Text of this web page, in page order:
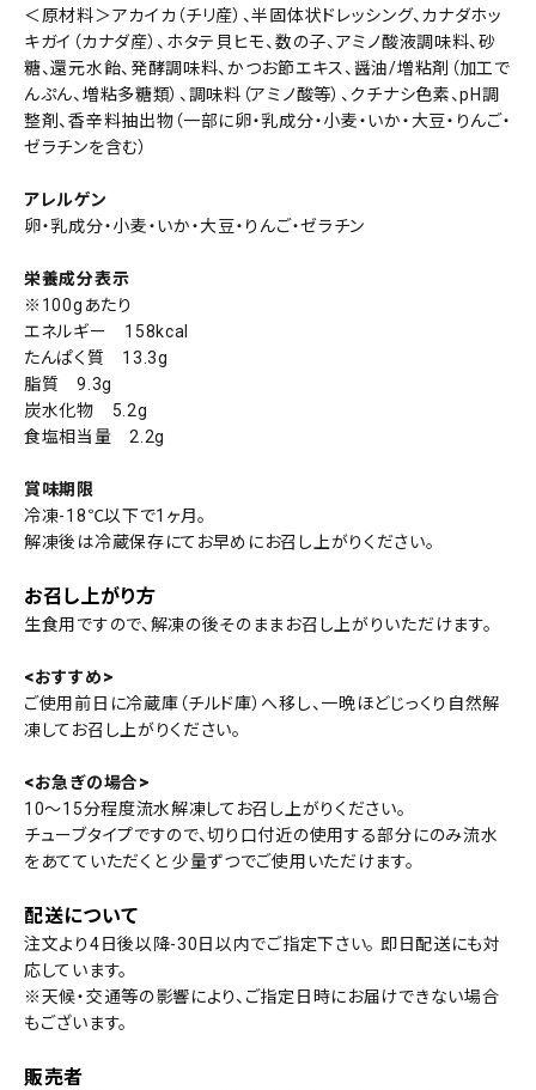
＜原材料＞アカイカ（チリ産）、半固体状ドレッシング、カナダホッ
キガイ（カナダ産）、ホタテ貝ヒモ、数の子、アミノ酸液調味料、砂
糖、還元水飴、発酵調味料、かつお節エキス、醤油/増粘剤（加工で
んぷん、増粘多糖類）、調味料（アミノ酸等）、クチナシ色素、pH調
整剤、香辛料抽出物（一部に卵・乳成分・小麦・いか・大豆・りんご・
ゼラチンを含む）
アレルゲン
卵・乳成分・小麦・いか・大豆・りんご・ゼラチン
栄養成分表示
※100gあたり
エネルギー 158kcal
たんぱく質 13.3g
脂質 9.3g
炭水化物 5.2g
食塩相当量 2.2g
賞味期限
冷凍-18℃以下で1ヶ月。
解凍後は冷蔵保存にてお早めにお召し上がりください。
お召し上がり方
生食用ですので、解凍の後そのままお召し上がりいただけます。
<おすすめ>
ご使用前日に冷蔵庫（チルド庫）へ移し、一晩ほどじっくり自然解
凍してお召し上がりください。
<お急ぎの場合>
10～15分程度流水解凍してお召し上がりください。
チューブタイプですので、切り口付近の使用する部分にのみ流水
をあてていただくと 少量ずつでご使用いただけます。
配送について
注文より4日後以降-30日以内でご指定下さい。 即日配送にも対
応しています。
※天候・交通等の影響により、ご指定日時にお届けできない場合
もございます。
販売者